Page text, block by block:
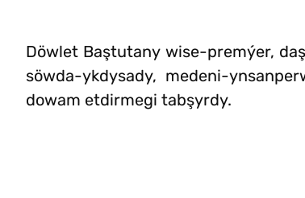
Döwlet Baştutany wise-premýer,
söwda-ykdysady, medeni-
dowam etdirmegi tabşyrdy.